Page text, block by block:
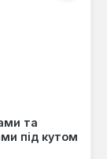
та
під кутом